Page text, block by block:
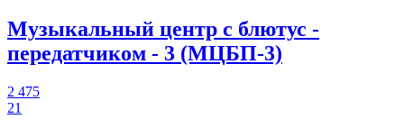
Музыкальный центр с блютус -
передатчиком - 3 (МЦБП-3)
2 475
21